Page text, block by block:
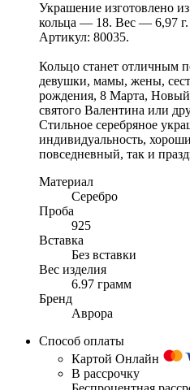
Украшение изготовлено
кольца — 18. Вес — 6,97
Артикул: 80035.
Кольцо станет отличным
девушки, мамы, жены,
рождения, 8 Марта,
святого Валентина или
Стильное серебряное
индивидуальность,
повседневный, так и
Материал
Серебро
Проба
925
Вставка
Без вставки
Вес изделия
6.97 грамм
Бренд
Аврора
Способ оплаты
Картой Онлайн
В рассрочку